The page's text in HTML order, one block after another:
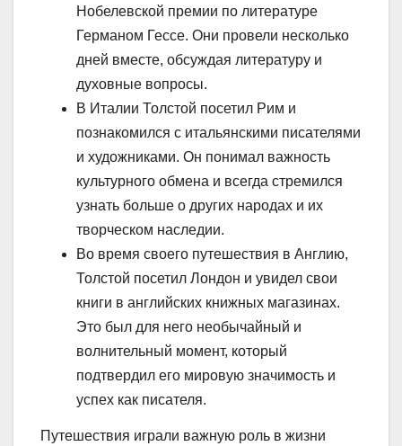
Нобелевской премии по литературе
Германом Гессе. Они провели несколько
дней вместе, обсуждая литературу и
духовные вопросы.
В Италии Толстой посетил Рим и
познакомился с итальянскими писателями
и художниками. Он понимал важность
культурного обмена и всегда стремился
узнать больше о других народах и их
творческом наследии.
Во время своего путешествия в Англию,
Толстой посетил Лондон и увидел свои
книги в английских книжных магазинах.
Это был для него необычайный и
волнительный момент, который
подтвердил его мировую значимость и
успех как писателя.
Путешествия играли важную роль в жизни